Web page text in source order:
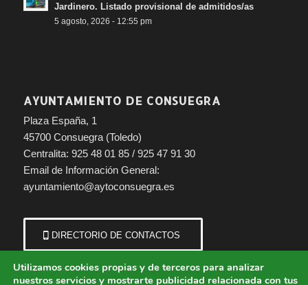
Jardinero. Listado provisional de admitidos/as
5 agosto, 2026 - 12:55 pm
AYUNTAMIENTO DE CONSUEGRA
Plaza España, 1
45700 Consuegra (Toledo)
Centralita: 925 48 01 85 / 925 47 91 30
Email de Información General:
ayuntamiento@aytoconsuegra.es
DIRECTORIO DE CONTACTOS
Utilizamos cookies propias y de terceros para analizar
nuestros servicios y mostrarte publicidad relacionada con tus